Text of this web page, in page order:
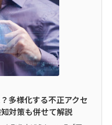
多様化する不正アクセ
対策も併せて解説